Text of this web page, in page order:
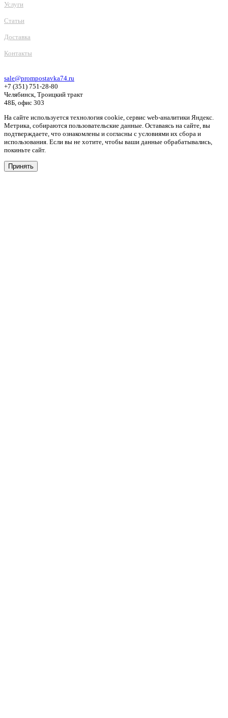
Услуги
Статьи
Доставка
Контакты
sale@prompostavka74.ru
+7 (351) 751-28-80
Челябинск, Троицкий тракт
48Б, офис 303
На сайте используется технология cookie, сервис web-аналитики Яндекс.
Метрика, собираются пользовательские данные. Оставаясь на сайте, вы
подтверждаете, что ознакомлены и согласны с условиями их сбора и
использования. Если вы не хотите, чтобы ваши данные обрабатывались,
покиньте сайт.
Принять